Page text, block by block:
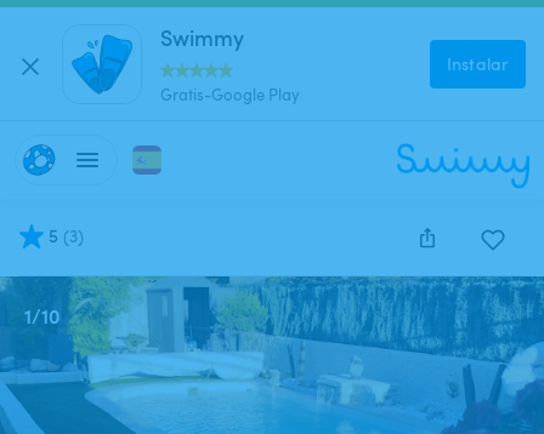
Swimmy
Gratis-Google Play
Instalar
5 (3)
1/10